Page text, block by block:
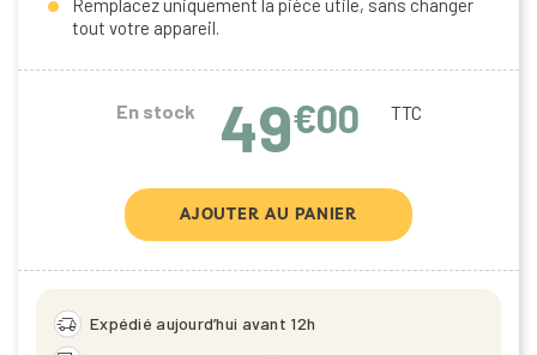
Remplacez uniquement la pièce utile, sans changer
tout votre appareil.
En stock 49€00 TTC
AJOUTER AU PANIER
delivery_truck_speed Expédié aujourd’hui avant 12h